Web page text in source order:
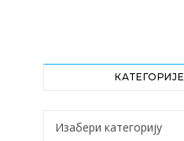
КАТЕГОРИЈЕ
Категорије